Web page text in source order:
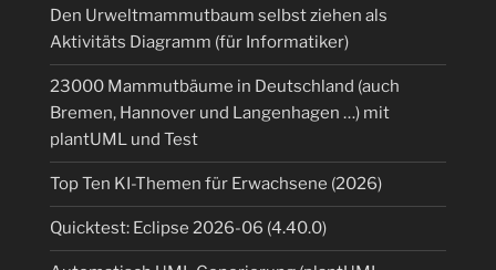
Den Urweltmammutbaum selbst ziehen als
Aktivitäts Diagramm (für Informatiker)
23000 Mammutbäume in Deutschland (auch
Bremen, Hannover und Langenhagen …) mit
plantUML und Test
Top Ten KI-Themen für Erwachsene (2026)
Quicktest: Eclipse 2026-06 (4.40.0)